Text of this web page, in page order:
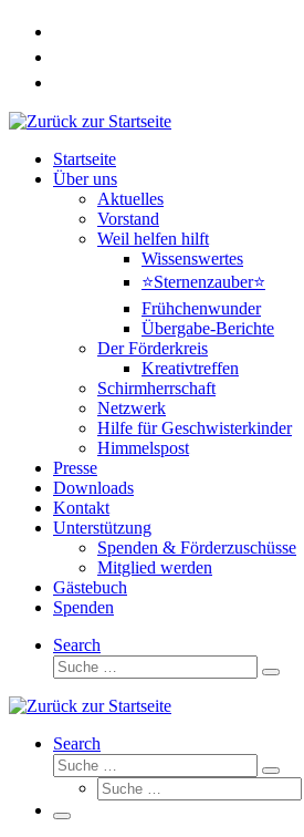
Zum
springen
Startseite
Über uns
Aktuelles
Vorstand
Weil helfen hilft
Wissenswertes
⭐Sternenzauber⭐
Frühchenwunder
Übergabe-Berichte
Der Förderkreis
Kreativtreffen
Schirmherrschaft
Netzwerk
Hilfe für Geschwisterkinder
Himmelspost
Presse
Downloads
Kontakt
Unterstützung
Spenden & Förderzuschüsse
Mitglied werden
Gästebuch
Spenden
Search
Suche
Suche
Search
Suche
Suche
Suche
Menü